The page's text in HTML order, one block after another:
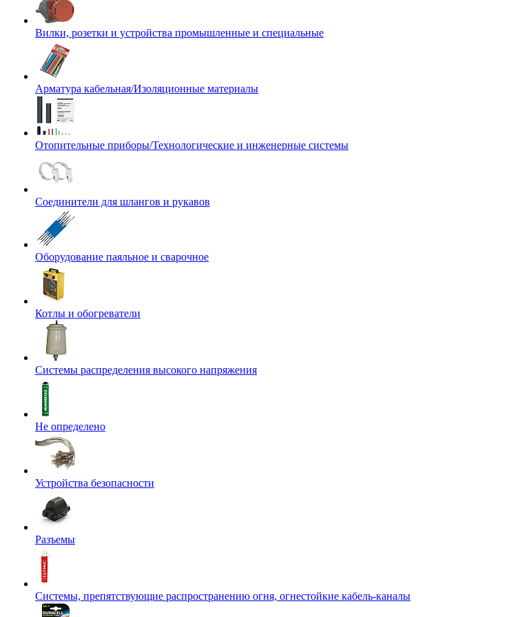
Вилки, розетки и устройства промышленные и специальные
Арматура кабельная/Изоляционные материалы
Отопительные приборы/Технологические и инженерные системы
Соединители для шлангов и рукавов
Оборудование паяльное и сварочное
Котлы и обогреватели
Системы распределения высокого напряжения
Не определено
Устройства безопасности
Разъемы
Системы, препятствующие распространению огня, огнестойкие кабель-каналы